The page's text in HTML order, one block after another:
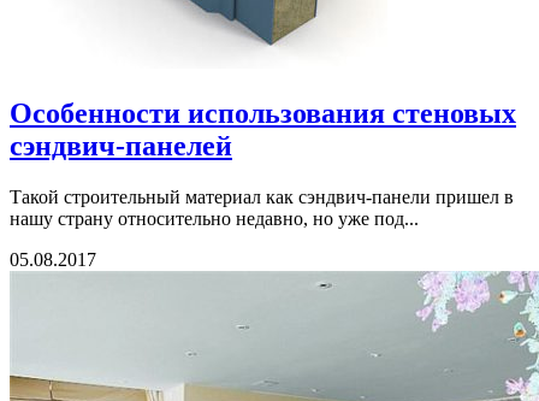
Особенности использования стеновых
сэндвич-панелей
Такой строительный материал как сэндвич-панели пришел в
нашу страну относительно недавно, но уже под...
05.08.2017